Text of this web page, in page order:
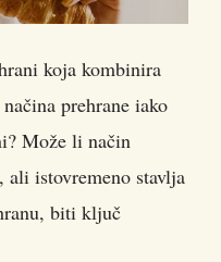
koja kombinira
prehrane iako
Može li način
istovremeno stavlja
biti ključ